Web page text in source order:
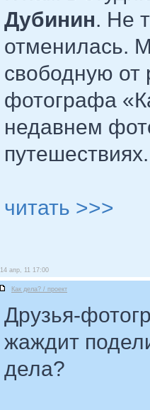
Дубинин. Не
отменилась.
свободную от
фотографа
недавнем
путешествиях.
читать >>>
14 апр, 11 17:00
Как дела? / проект
Друзья-
жаждит
дела?